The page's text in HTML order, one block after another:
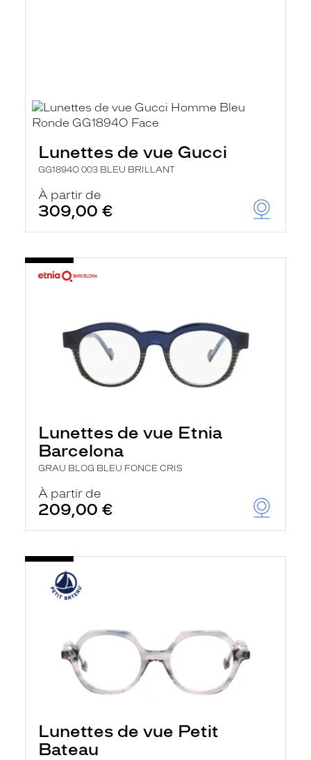
Lunettes de vue Gucci
GG1894O 003 BLEU BRILLANT
À partir de
309,00 €
Lunettes de vue Etnia
Barcelona
GRAU BLOG BLEU FONCE CRIS
À partir de
209,00 €
Lunettes de vue Petit
Bateau